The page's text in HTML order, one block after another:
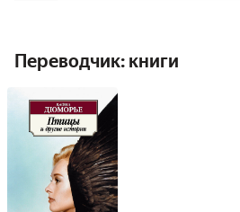
Переводчик: книги